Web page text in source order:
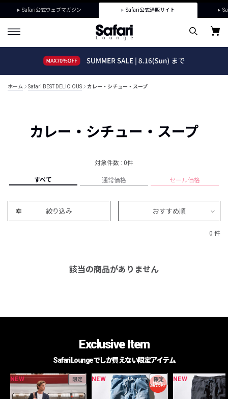
Safari公式ウェブマガジン Safari公式通販サイト
ホーム Safari BEST DELICIOUS カレー・シチュー・スープ
カレー・シチュー・スープ
対象件数 : 0件
すべて 通常価格 セール価格
絞り込み おすすめ順
0 件
該当の商品がありません
Exclusive Item
Safari Loungeでしか買えない限定アイテム
NEW 限定 NEW 限定 NEW